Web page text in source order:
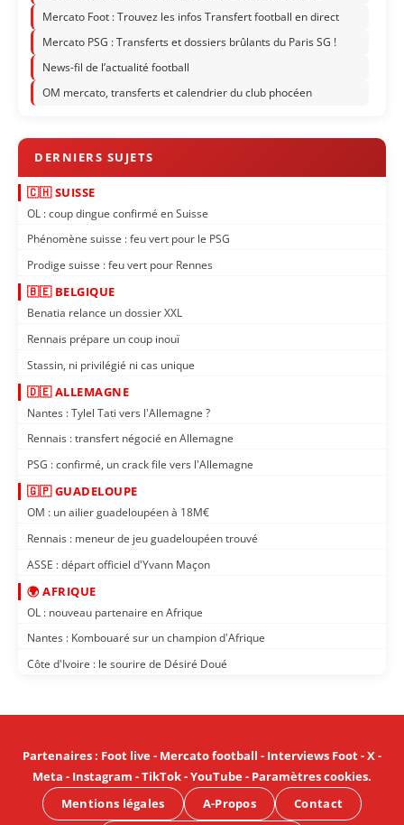
Mercato Foot : Trouvez les infos Transfert football en direct
Mercato PSG : Transferts et dossiers brûlants du Paris SG !
News-fil de l’actualité football
OM mercato, transferts et calendrier du club phocéen
🇨🇭 SUISSE
OL : coup dingue confirmé en Suisse
Phénomène suisse : feu vert pour le PSG
Prodige suisse : feu vert pour Rennes
🇧🇪 BELGIQUE
Benatia relance un dossier XXL
Rennais prépare un coup inouï
Stassin, ni privilégié ni cas unique
🇩🇪 ALLEMAGNE
Nantes : Tylel Tati vers l'Allemagne ?
Rennais : transfert négocié en Allemagne
PSG : confirmé, un crack file vers l'Allemagne
🇬🇵 GUADELOUPE
OM : un ailier guadeloupéen à 18M€
Rennais : meneur de jeu guadeloupéen trouvé
ASSE : départ officiel d'Yvann Maçon
🌍 AFRIQUE
OL : nouveau partenaire en Afrique
Nantes : Kombouaré sur un champion d'Afrique
Côte d'Ivoire : le sourire de Désiré Doué
Partenaires: Foot live- Mercato football - Interviews Foot-X-
Meta - Instagram -TikTok-YouTube- Paramètres cookies.
Mentions légales
A-Propos Contact